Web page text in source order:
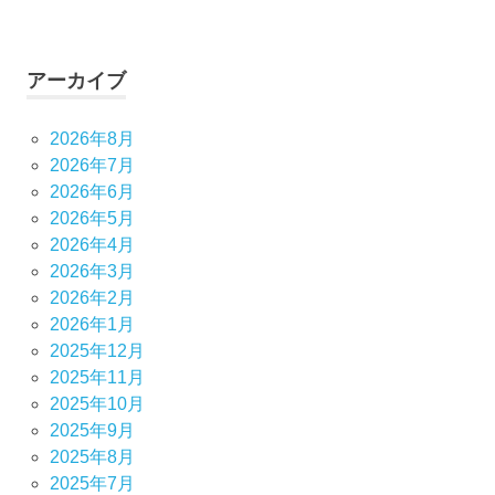
アーカイブ
2026年8月
2026年7月
2026年6月
2026年5月
2026年4月
2026年3月
2026年2月
2026年1月
2025年12月
2025年11月
2025年10月
2025年9月
2025年8月
2025年7月